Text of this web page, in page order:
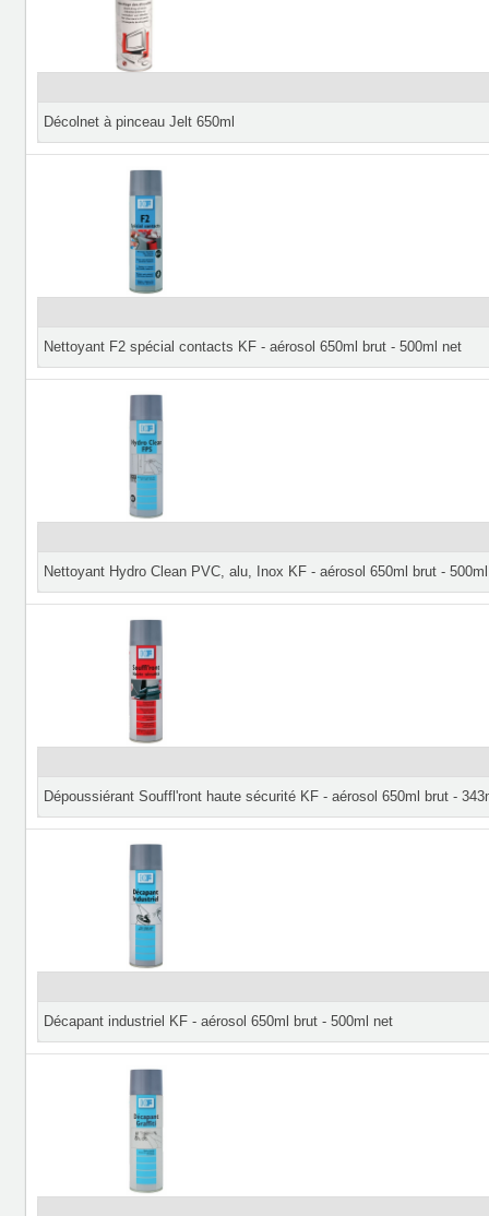
Décolnet à pinceau Jelt 650ml
Nettoyant F2 spécial contacts KF - aérosol 650ml brut - 500ml net
Nettoyant Hydro Clean PVC, alu, Inox KF - aérosol 650ml brut -
Dépoussiérant Souffl'ront haute sécurité KF - aérosol 650ml brut -
Décapant industriel KF - aérosol 650ml brut - 500ml net